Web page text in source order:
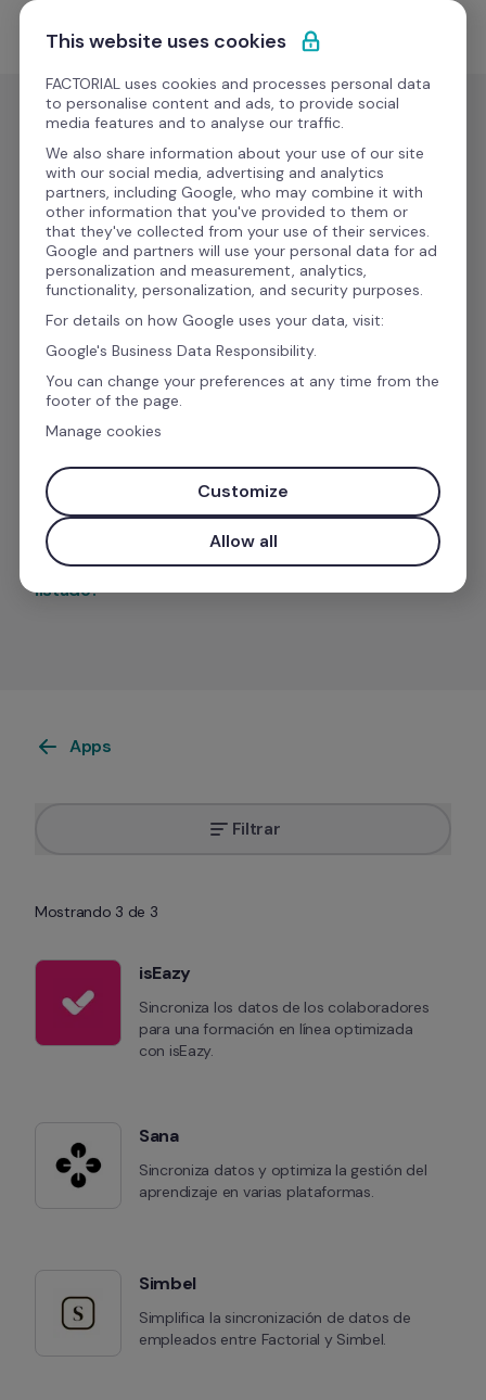
Ir al contenido
Empieza gratis
Aumenta tu
productividad con
las integraciones
de Factorial
¿Quieres que tu app aparezca en nuestro
listado?
Apps
Filtrar
Mostrando 3 de 3
isEazy
Sincroniza los datos de los colaboradores
para una formación en línea optimizada
con isEazy.
Sana
Sincroniza datos y optimiza la gestión del
aprendizaje en varias plataformas.
Simbel
Simplifica la sincronización de datos de
empleados entre Factorial y Simbel.
This website uses cookies
FACTORIAL uses cookies and processes personal data
to personalise content and ads, to provide social
media features and to analyse our traffic.
We also share information about your use of our site
with our social media, advertising and analytics
partners, including Google, who may combine it with
other information that you've provided to them or
that they've collected from your use of their services.
Google and partners will use your personal data for ad
personalization and measurement, analytics,
functionality, personalization, and security purposes.
For details on how Google uses your data, visit:
Google's Business Data Responsibility.
You can change your preferences at any time from the
footer of the page.
Manage cookies
Customize
Allow all